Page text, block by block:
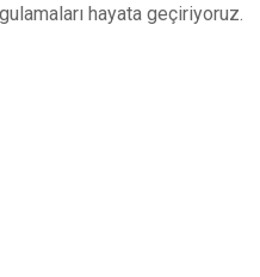
hayata geçiriyoruz.